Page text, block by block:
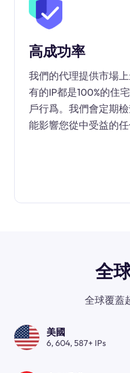
高成功率
我們的代理提供市場
有的IP都是100%的住
戶行爲。我們會定期
能影響您從中受益的任
全
全球覆蓋
美國
6, 604, 587+ IPs